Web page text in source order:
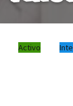
Activo